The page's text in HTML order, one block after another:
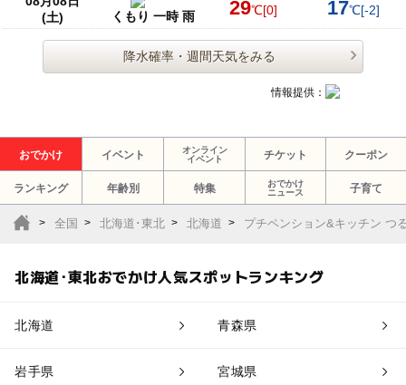
(土)
くもり 一時 雨 29℃[0] 17℃[-2]
降水確率・週間天気をみる
情報提供：
おでかけ イベント
オンライン
イベント
チケット クーポン
ランキング 年齢別 特集
おでかけ
ニュース
子育て
全国 北海道･東北 北海道 プチペンション&キッチン つ
北海道･東北おでかけ人気スポットランキング
北海道 青森県
岩手県 宮城県